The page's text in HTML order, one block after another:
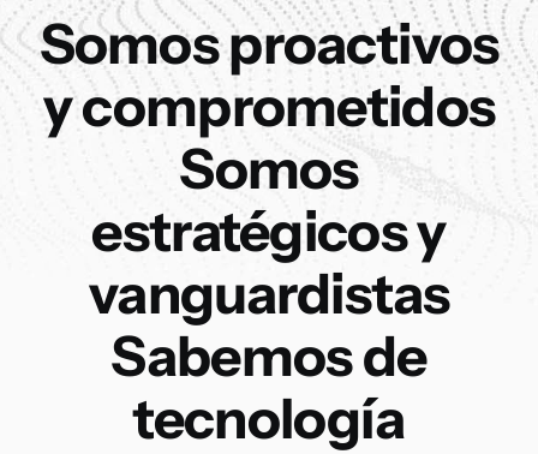
Somosproactivos
y comprometidos
Somos
estratégicos y
vanguardistas
Sabemos de
tecnología